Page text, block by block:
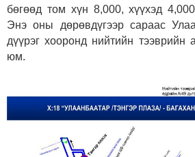
бөгөөд том хүн 8,000, хүүхэд
Энэ оны дөрөвдүгээр сараас
дүүрэг хооронд нийтийн тээврийн
юм.